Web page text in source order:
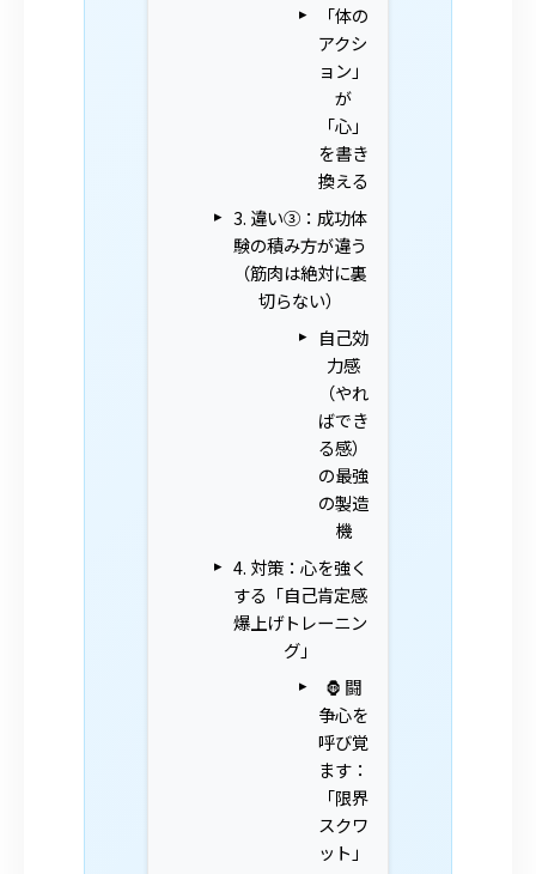
「体の
アクシ
ョン」
が
「心」
を書き
換える
3. 違い③：成功体
験の積み方が違う
（筋肉は絶対に裏
切らない）
自己効
力感
（やれ
ばでき
る感）
の最強
の製造
機
4. 対策：心を強く
する「自己肯定感
爆上げトレーニン
グ」
🦍 闘
争心を
呼び覚
ます：
「限界
スクワ
ット」